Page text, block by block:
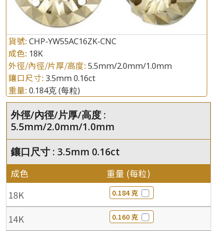
貨號: CHP-YW55AC16ZK-CNC
成色: 18K
外徑/內徑/片厚/高度: 5.5mm/2.0mm/1.0mm
鑲口尺寸: 3.5mm 0.16ct
重量: 0.184克(每粒)
外徑/內徑/片厚/高度 :
5.5mm/2.0mm/1.0mm
鑲口尺寸 : 3.5mm 0.16ct
成色 重量 (每粒)
18K 0.184 克
14K 0.160 克